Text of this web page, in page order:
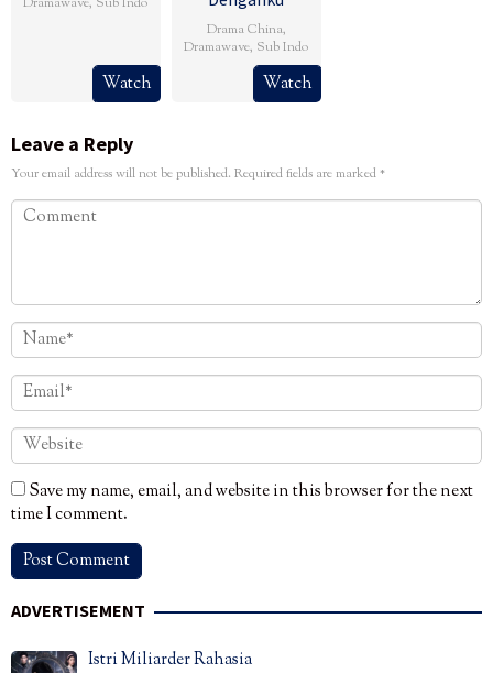
Watch
Drama China,
Dramawave, Sub Indo
Watch
Leave a Reply
Your email address will not be published. Required fields are marked*
Save my name, email, and website in this browser for the next
time I comment.
ADVERTISEMENT
Istri Miliarder Rahasia